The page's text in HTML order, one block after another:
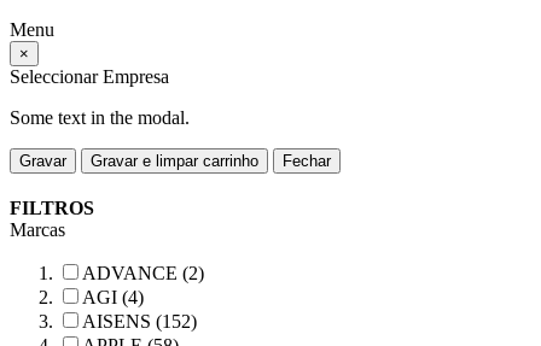
Menu
×
Seleccionar Empresa
Some text in the modal.
Gravar Gravar e limpar carrinho Fechar
FILTROS
Marcas
ADVANCE (2)
AGI (4)
AISENS (152)